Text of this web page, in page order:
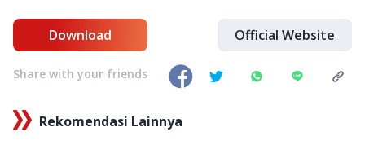
Download Official Website
Share with your friends
Rekomendasi Lainnya